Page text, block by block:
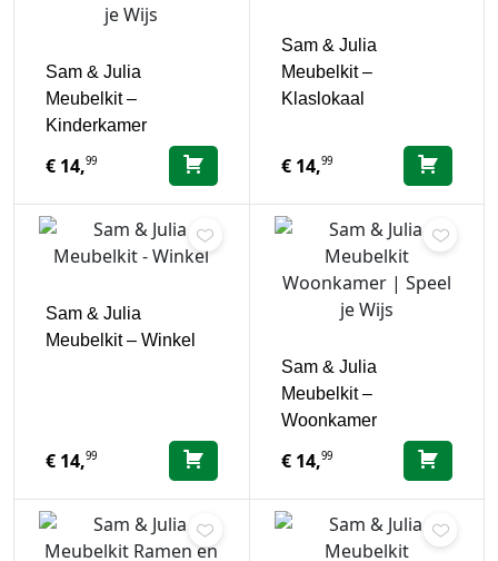
Sam & Julia
Meubelkit –
Kinderkamer
€ 14,99
Sam & Julia
Meubelkit –
Klaslokaal
€14,99
Sam & Julia
Meubelkit – Winkel
€ 14,99
Sam & Julia
Meubelkit –
Woonkamer
€14,99